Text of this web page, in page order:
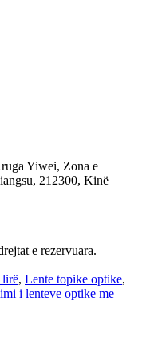
Yiwei, Zona e
212300, Kinë
e rezervuara.
lirë, Lente topike optike,
i lenteve optike me